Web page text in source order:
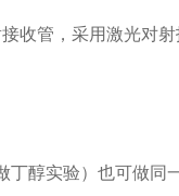
收管，采用激光对
醇实验）也可做同